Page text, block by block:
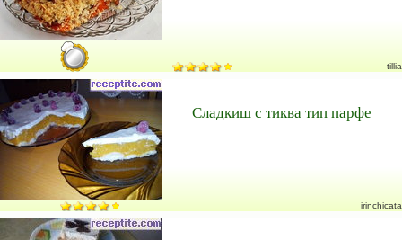
tillia
Сладкиш с тиква тип парфе
irinchicata